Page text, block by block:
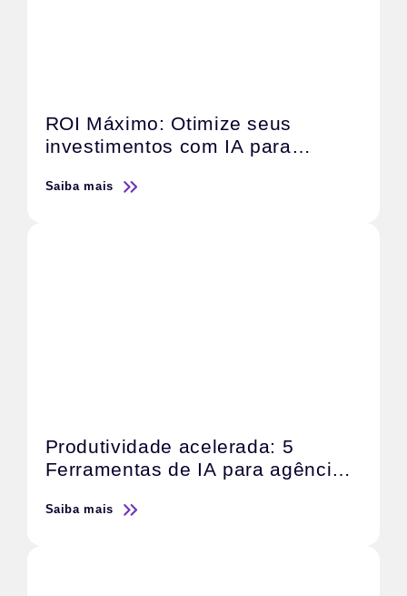
ROI Máximo: Otimize seus
investimentos com IA para
Saiba mais
Produtividade acelerada: 5
Ferramentas de IA para agências
Saiba mais